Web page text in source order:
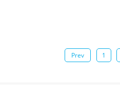
Prev 1